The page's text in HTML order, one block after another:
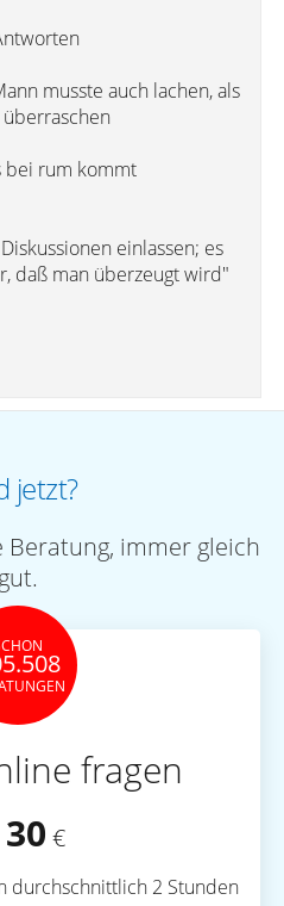
musste auch lachen, als
überraschen
bei rum kommt
einlassen; es
daß man überzeugt wird"
jetzt?
immer gleich
gut.
fragen
30 €
durchschnittlich 2 Stunden